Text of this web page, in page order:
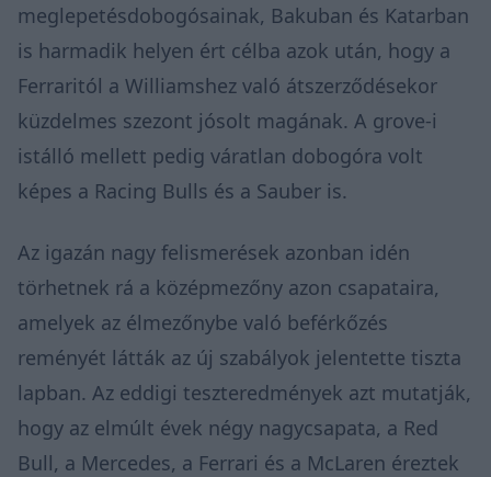
meglepetésdobogósainak, Bakuban és Katarban
is harmadik helyen ért célba azok után, hogy a
Ferraritól a Williamshez való átszerződésekor
küzdelmes szezont jósolt magának. A grove-i
istálló mellett pedig váratlan dobogóra volt
képes a Racing Bulls és a Sauber is.
Az igazán nagy felismerések azonban idén
törhetnek rá a középmezőny azon csapataira,
amelyek az élmezőnybe való beférkőzés
reményét látták az új szabályok jelentette tiszta
lapban. Az eddigi teszteredmények azt mutatják,
hogy az elmúlt évek négy nagycsapata, a Red
Bull, a Mercedes, a Ferrari és a McLaren éreztek